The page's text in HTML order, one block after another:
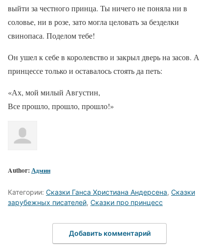
выйти за честного принца. Ты ничего не поняла ни в
соловье, ни в розе, зато могла целовать за безделки
свинопаса. Поделом тебе!
Он ушел к себе в королевство и закрыл дверь на засов. А
принцессе только и оставалось стоять да петь:
«Ах, мой милый Августин,
Все прошло, прошло, прошло!»
Author:Админ
Категории: Сказки Ганса Христиана Андерсена, Сказки
зарубежных писателей, Сказки про принцесс
Добавить комментарий